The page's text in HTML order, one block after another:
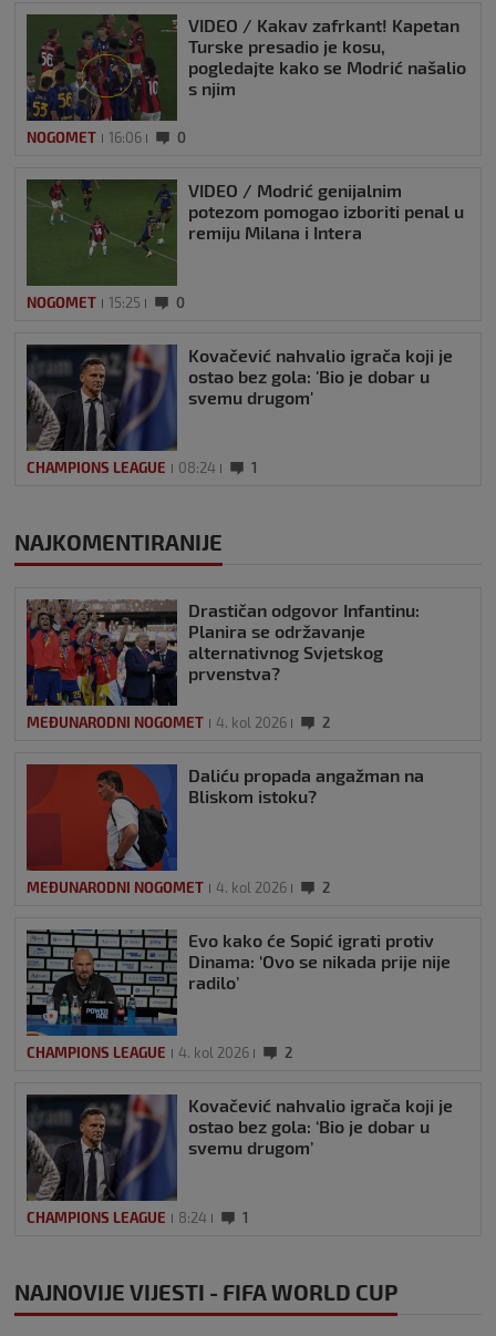
VIDEO / Kakav zafrkant! Kapetan
Turske presadio je kosu,
pogledajte kako se Modrić našalio
s njim
NOGOMET 16:06 0
VIDEO / Modrić genijalnim
potezom pomogao izboriti penal u
remiju Milana i Intera
NOGOMET 15:25 0
Kovačević nahvalio igrača koji je
ostao bez gola: 'Bio je dobar u
svemu drugom'
CHAMPIONS LEAGUE 08:24 1
NAJKOMENTIRANIJE
Drastičan odgovor Infantinu:
Planira se održavanje
alternativnog Svjetskog
prvenstva?
MEĐUNARODNI NOGOMET 4. kol 2026 2
Daliću propada angažman na
Bliskom istoku?
MEĐUNARODNI NOGOMET 4. kol 2026 2
Evo kako će Sopić igrati protiv
Dinama: ‘Ovo se nikada prije nije
radilo’
CHAMPIONS LEAGUE 4. kol 2026 2
Kovačević nahvalio igrača koji je
ostao bez gola: ‘Bio je dobar u
svemu drugom’
CHAMPIONS LEAGUE 8:24 1
NAJNOVIJE VIJESTI - FIFA WORLD CUP